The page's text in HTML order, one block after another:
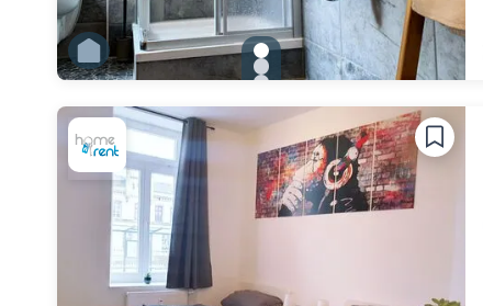
gallery.slide_selector
Zu Slide 1 wechseln
Zu Slide 2 wechseln
Zu Slide 4 wechseln
Zu Slide 5 wechseln
Zu Slide 6 wechseln